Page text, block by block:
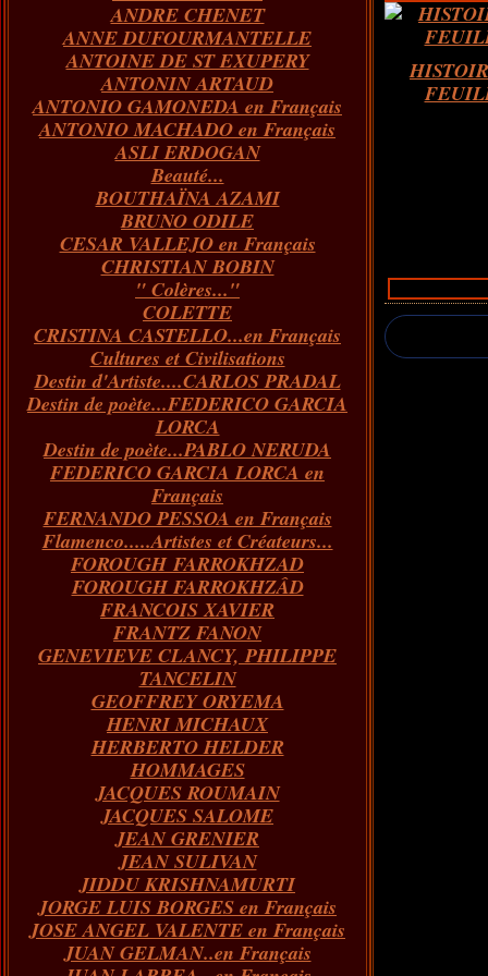
Janvier(60)
Février(68)
Janvier(86)
Mars(65)
Février(70)
Janvier(66)
Avril(76)
Mars(66)
Février(67)
Janvier(73)
Mai(82)
Avril(62)
Mars(66)
Février(55)
Janvier(43)
Juin(84)
Mai(89)
Avril(59)
Mars(73)
Février(54)
Janvier(51)
Juillet(72)
Juin(65)
Mai(97)
Avril(73)
Mars(100)
Février(146)
Janvier(124)
Août(40)
Juillet(31)
Juin(26)
ANDRE CHENET
ANNE DUFOURMANTELLE
ANTOINE DE ST EXUPERY
ANTONIN ARTAUD
ANTONIO GAMONEDA en Français
ANTONIO MACHADO en Français
ASLI ERDOGAN
Beauté...
BOUTHAÏNA AZAMI
BRUNO ODILE
CESAR VALLEJO en Français
CHRISTIAN BOBIN
" Colères..."
COLETTE
CRISTINA CASTELLO...en Français
Cultures et Civilisations
Destin d'Artiste....CARLOS PRADAL
Destin de poète...FEDERICO GARCIA
LORCA
Destin de poète...PABLO NERUDA
FEDERICO GARCIA LORCA en
Français
FERNANDO PESSOA en Français
Flamenco.....Artistes et Créateurs...
FOROUGH FARROKHZAD
FOROUGH FARROKHZÂD
FRANCOIS XAVIER
FRANTZ FANON
GENEVIEVE CLANCY, PHILIPPE
TANCELIN
GEOFFREY ORYEMA
HENRI MICHAUX
HERBERTO HELDER
HOMMAGES
JACQUES ROUMAIN
JACQUES SALOME
JEAN GRENIER
JEAN SULIVAN
JIDDU KRISHNAMURTI
JORGE LUIS BORGES en Français
JOSE ANGEL VALENTE en Français
JUAN GELMAN..en Français